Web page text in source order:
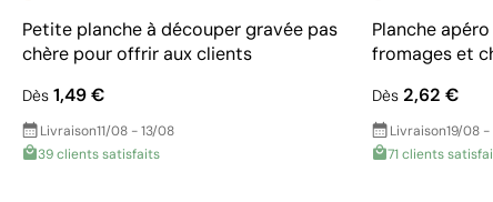
Petite planche à découper gravée pas
chère pour offrir aux clients
Dès 1,49 €
Livraison11/08 - 13/08
39 clients satisfaits
Planche
fromages et
Dès2,62 €
Livraison19/08 -
71 clients